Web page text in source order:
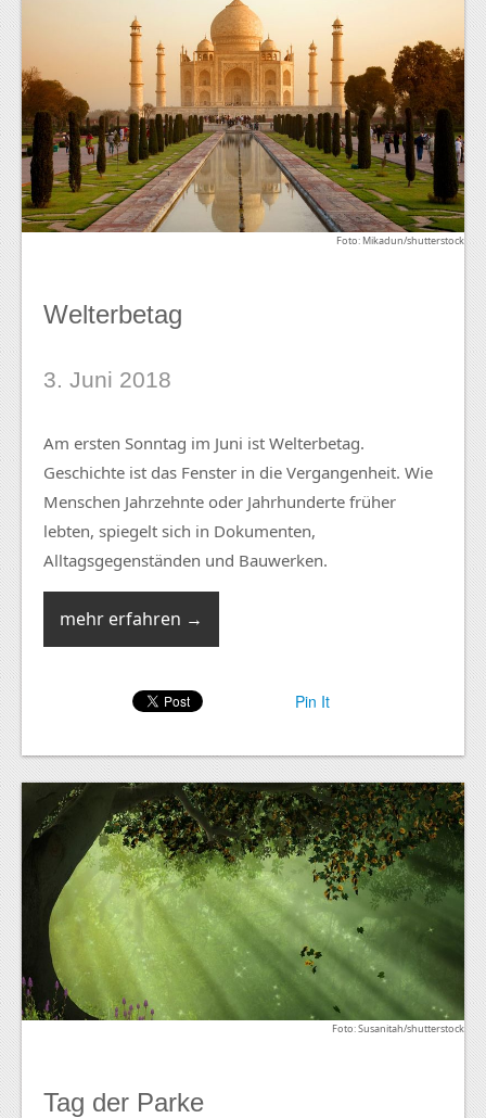
Foto: Mikadun/shutterstock
Welterbetag
3. Juni 2018
Am ersten Sonntag im Juni ist Welterbetag.
Geschichte ist das Fenster in die Vergangenheit. Wie
Menschen Jahrzehnte oder Jahrhunderte früher
lebten, spiegelt sich in Dokumenten,
Alltagsgegenständen und Bauwerken.
mehr erfahren →
Pin It
Foto: Susanitah/shutterstock
Tag der Parke